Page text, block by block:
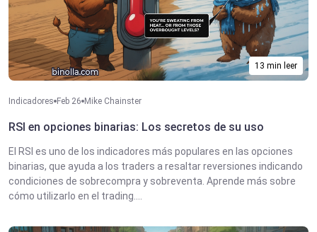
13 min leer
Indicadores Feb 26 Mike Chainster
RSI en opciones binarias: Los secretos de su uso
El RSI es uno de los indicadores más populares en las opciones
binarias, que ayuda a los traders a resaltar reversiones indicando
condiciones de sobrecompra y sobreventa. Aprende más sobre
cómo utilizarlo en el trading....